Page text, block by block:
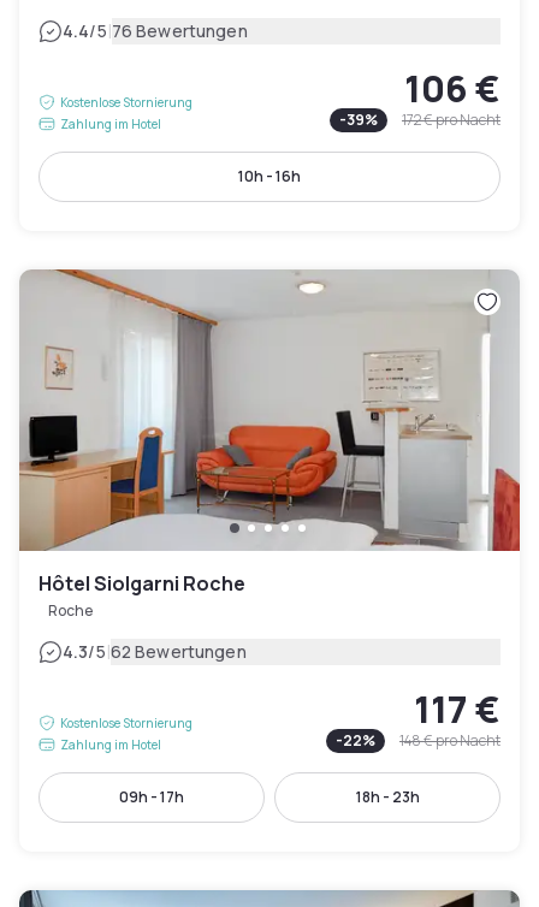
4.4/5|76 Bewertungen
Kostenlose Stornierung
Zahlung im Hotel
106 €
-39% 172 €pro Nacht
10h - 16h
Hôtel Siolgarni Roche
Roche
4.3/5|62 Bewertungen
Kostenlose Stornierung
Zahlung im Hotel
117 €
-22% 148 €pro Nacht
09h - 17h 18h - 23h